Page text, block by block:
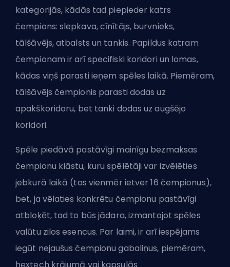
kategorijās, kādās tad piepieder katrs
čempions: slepkava, cīnītājs, burvnieks,
tālšāvējs, atbalsts un tankis. Papildus katram
čempionam ir arī specifiski koridori un lomas,
kādas viņš parasti ieņem spēles laikā. Piemēram,
tālšāvējs čempionis parasti dodas uz
apakškoridoru, bet tanki dodas uzaugšējo
koridori.
Spēle piedāvā pastāvīgi mainīgu bezmaksas
čempionu klāstu, kuru spēlētāji var izvēlēties
jebkurā laikā (tas vienmēr ietver 16 čempionus),
bet, ja vēlaties konkrētu čempionu pastāvīgi
atbloķēt, tad to būs jādara, izmantojot spēles
valūtu zilos esencus. Par laimi, ir arī iespējams
iegūt nejaušus čempionu gabaliņus, piemēram,